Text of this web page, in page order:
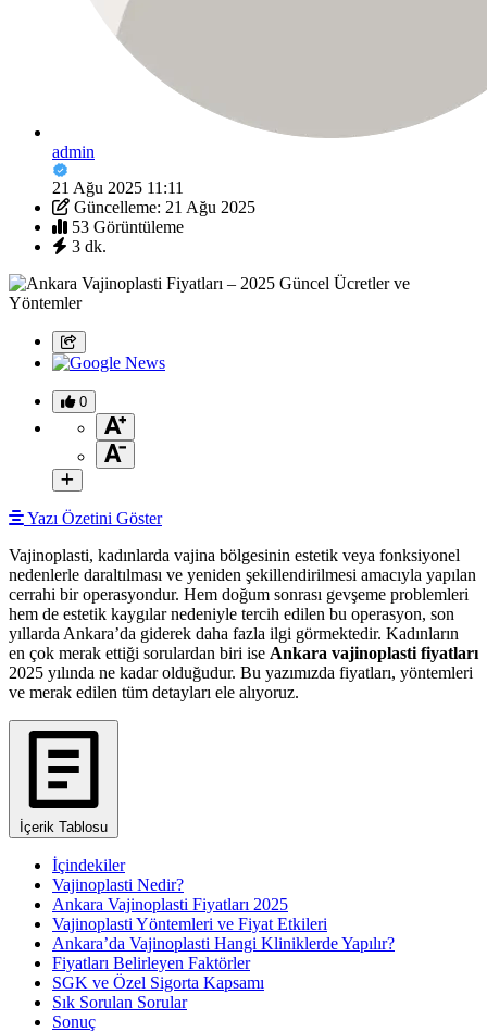
admin
21 Ağu 2025 11:11
Güncelleme: 21 Ağu 2025
53 Görüntüleme
3 dk.
0
Yazı Özetini Göster
Vajinoplasti, kadınlarda vajina bölgesinin estetik veya fonksiyonel
nedenlerle daraltılması ve yeniden şekillendirilmesi amacıyla yapılan
cerrahi bir operasyondur. Hem doğum sonrası gevşeme problemleri
hem de estetik kaygılar nedeniyle tercih edilen bu operasyon, son
yıllarda Ankara’da giderek daha fazla ilgi görmektedir. Kadınların
en çok merak ettiği sorulardan biri ise Ankara vajinoplasti fiyatları
2025 yılında ne kadar olduğudur. Bu yazımızda fiyatları, yöntemleri
ve merak edilen tüm detayları ele alıyoruz.
İçerik Tablosu
İçindekiler
Vajinoplasti Nedir?
Ankara Vajinoplasti Fiyatları 2025
Vajinoplasti Yöntemleri ve Fiyat Etkileri
Ankara’da Vajinoplasti Hangi Kliniklerde Yapılır?
Fiyatları Belirleyen Faktörler
SGK ve Özel Sigorta Kapsamı
Sık Sorulan Sorular
Sonuç